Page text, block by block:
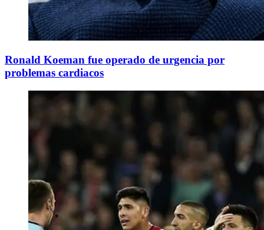
Ronald Koeman fue operado de urgencia por
problemas cardiacos